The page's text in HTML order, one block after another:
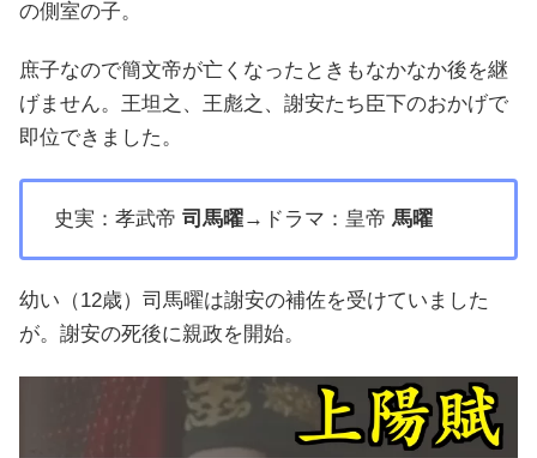
の側室の子。
庶子なので簡文帝が亡くなったときもなかなか後を継
げません。王坦之、王彪之、謝安たち臣下のおかげで
即位できました。
史実：孝武帝 司馬曜→ドラマ：皇帝 馬曜
幼い（12歳）司馬曜は謝安の補佐を受けていました
が。謝安の死後に親政を開始。